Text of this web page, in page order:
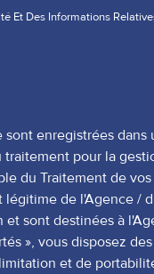
Et Des Informations
enregistrées dans
pour la
du Traitement de
de l'Agence /
sont destinées à
», vous disposez des
et de